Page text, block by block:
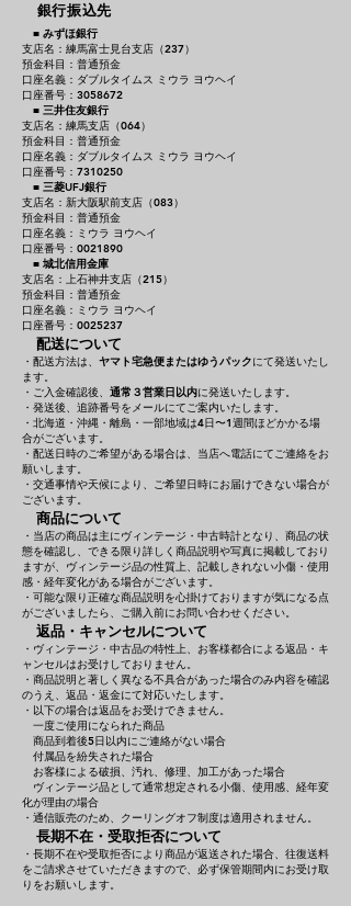
銀行振込先
■ みずほ銀行
支店名：練馬富士見台支店（237）
預金科目：普通預金
口座名義：ダブルタイムス ミウラ ヨウヘイ
口座番号：3058672
■ 三井住友銀行
支店名：練馬支店（064）
預金科目：普通預金
口座名義：ダブルタイムス ミウラ ヨウヘイ
口座番号：7310250
■ 三菱UFJ銀行
支店名：新大阪駅前支店（083）
預金科目：普通預金
口座名義：ミウラ ヨウヘイ
口座番号：0021890
■ 城北信用金庫
支店名：上石神井支店（215）
預金科目：普通預金
口座名義：ミウラ ヨウヘイ
口座番号：0025237
配送について
・配送方法は、 ヤマト宅急便またはゆうパックにて発送いたし
ます。
・ご入金確認後、 通常３営業日以内に発送いたします。
・発送後、追跡番号をメールにてご案内いたします。
・北海道・沖縄・離島・一部地域は4日〜1週間ほどかかる場
合がございます。
・配送日時のご希望がある場合は、当店へ電話にてご連絡をお
願いします。
・交通事情や天候により、ご希望日時にお届けできない場合が
ございます。
商品について
・当店の商品は主にヴィンテージ・中古時計となり、商品の状
態を確認し、できる限り詳しく商品説明や写真に掲載しており
ますが、ヴィンテージ品の性質上、記載しきれない小傷・使用
感・経年変化がある場合がございます。
・可能な限り正確な商品説明を心掛けておりますが気になる点
がございましたら、ご購入前にお問い合わせください。
返品・キャンセルについて
・ヴィンテージ・中古品の特性上、お客様都合による返品・キ
ャンセルはお受けしておりません。
・商品説明と著しく異なる不具合があった場合のみ内容を確認
のうえ、返品・返金にて対応いたします。
・以下の場合は返品をお受けできません。
一度ご使用になられた商品
商品到着後5日以内にご連絡がない場合
付属品を紛失された場合
お客様による破損、汚れ、修理、加工があった場合
ヴィンテージ品として通常想定される小傷、使用感、経年変
化が理由の場合
・通信販売のため、クーリングオフ制度は適用されません。
長期不在・受取拒否について
・長期不在や受取拒否により商品が返送された場合、往復送料
をご請求させていただきますので、必ず保管期間内にお受け取
りをお願いします。